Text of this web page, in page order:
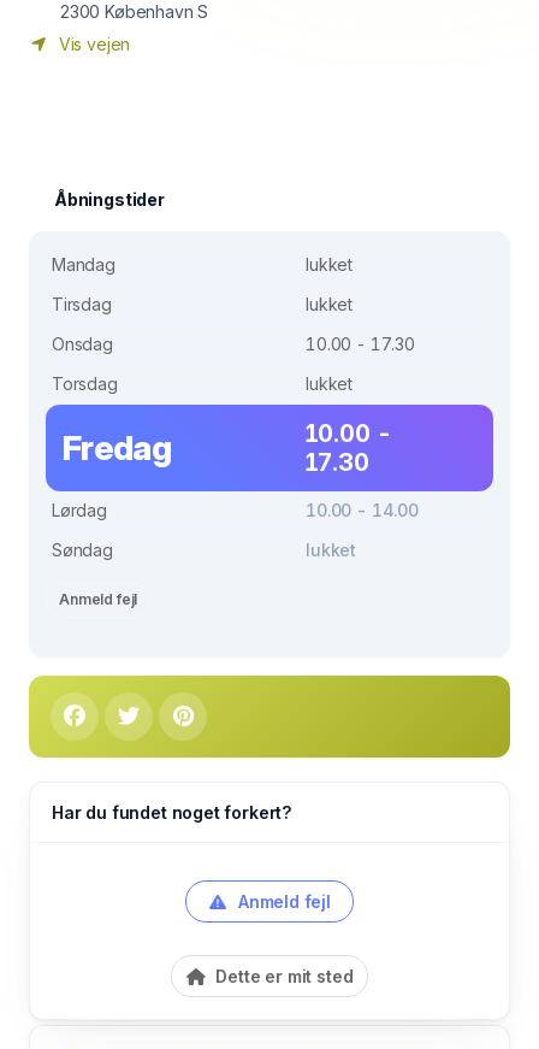
2300 København S
Vis vejen
Åbningstider
Mandag
lukket
Tirsdag
lukket
Onsdag
10.00 - 17.30
Torsdag
lukket
Fredag
10.00 -
17.30
Lørdag
10.00 - 14.00
Søndag
lukket
Anmeld fejl
Har du fundet noget forkert?
Anmeld fejl
Dette er mit sted